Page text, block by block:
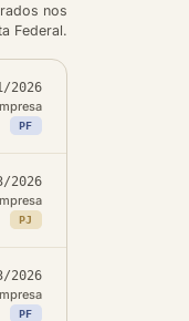
nos
Federal.
2026
PF
2026
PJ
2026
PF